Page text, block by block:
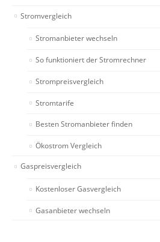
Stromvergleich
Stromanbieter wechseln
So funktioniert der Stromrechner
Strompreisvergleich
Stromtarife
Besten Stromanbieter finden
Ökostrom Vergleich
Gaspreisvergleich
Kostenloser Gasvergleich
Gasanbieter wechseln